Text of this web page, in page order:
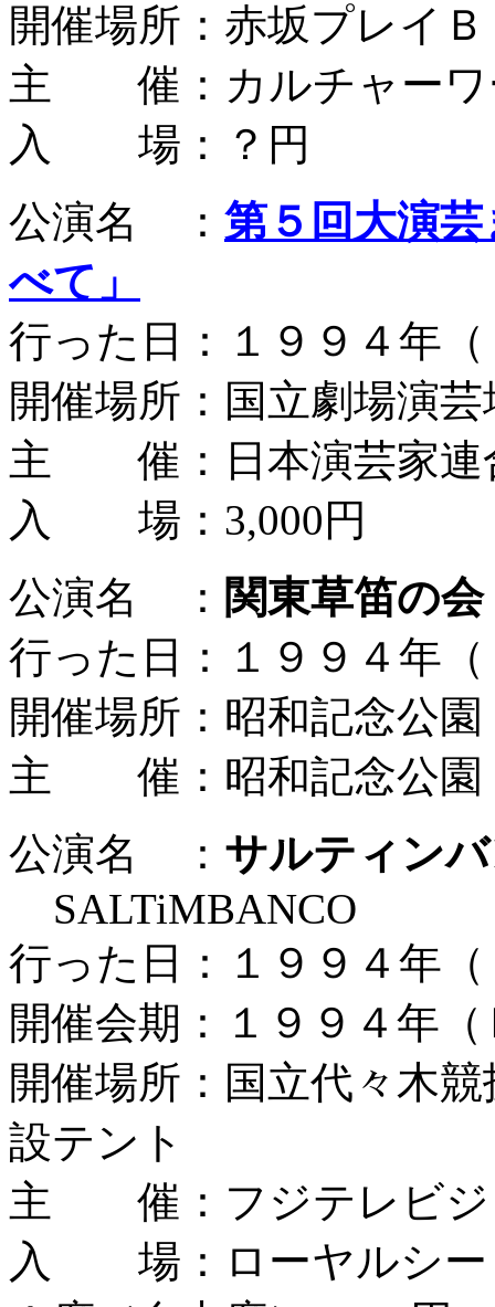
開催場所：赤坂プレイ
主 催：カルチャーワ
入 場：？円
公演名 ： 第５回大演
べて」
行った日：１９９４年
開催場所：国立劇場演芸
主 催：日本演芸家連
入 場：3,000円
公演名 ： 関東草笛の
行った日：１９９４年
開催場所：昭和記念公園
主 催：昭和記念公園
公演名 ： サルティン
SALTiMBANCO
行った日：１９９４年
開催会期：１９９４年
開催場所：国立代々木
設テント
主 催：フジテレビジ
入 場：ローヤルシー